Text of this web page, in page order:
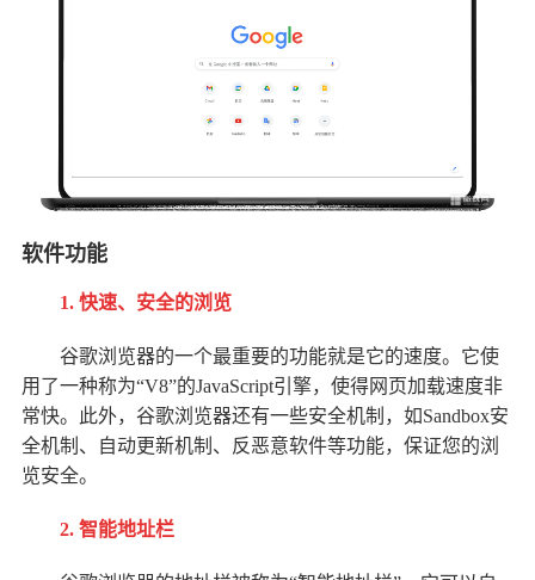
软件功能
1. 快速、安全的浏览
谷歌浏览器的一个最重要的功能就是它的速度。它使
用了一种称为“V8”的JavaScript引擎，使得网页加载速度非
常快。此外，谷歌浏览器还有一些安全机制，如Sandbox安
全机制、自动更新机制、反恶意软件等功能，保证您的浏
览安全。
2. 智能地址栏